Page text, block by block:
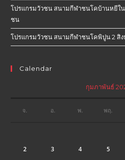
โปรแกรมวัวชน สนามกีฬาชนโคบ้านหยีใน
ชน
โปรแกรมวัวชน สนามกีฬาชนโคพิปูน 2 สิ
Calendar
กุมภาพันธ์
จ. อ. พ. พฤ.
2 3 4 5